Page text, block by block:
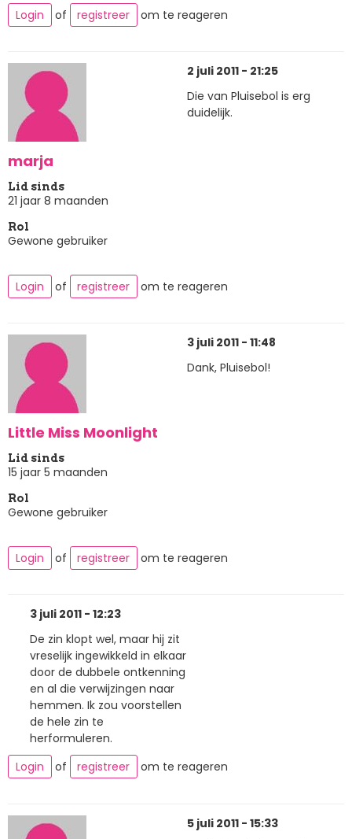
Login of registreer om te reageren
marja
Lid sinds
21 jaar 8 maanden
Rol
Gewone gebruiker
2 juli 2011 - 21:25
Die van Pluisebol is erg
duidelijk.
Login of registreer om te reageren
Little Miss Moonlight
Lid sinds
15 jaar 5 maanden
Rol
Gewone gebruiker
3 juli 2011 - 11:48
Dank, Pluisebol!
Login of registreer om te reageren
3 juli 2011 - 12:23
De zin klopt wel, maar hij zit
vreselijk ingewikkeld in elkaar
door de dubbele ontkenning
en al die verwijzingen naar
hemmen. Ik zou voorstellen
de hele zin te
herformuleren.
Login
of registreer om te reageren
5 juli 2011 - 15:33